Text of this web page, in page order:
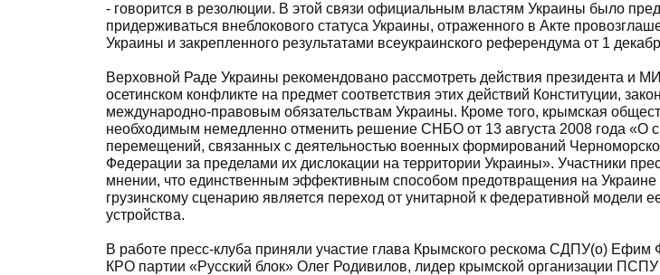
- говорится в резолюции. В этой связи официальным властям Украины было
придерживаться внеблокового статуса Украины, отраженного в Акте
Украины и закрепленного результатами всеукраинского референдума от 1
Верховной Раде Украины рекомендовано рассмотреть действия президента и
осетинском конфликте на предмет соответствия этих действий Конституции,
международно-правовым обязательствам Украины. Кроме того, крымская
необходимым немедленно отменить решение СНБО от 13 августа 2008 года «О
перемещений, связанных с деятельностью военных формирований
Федерации за пределами их дислокации на территории Украины». Участники
мнении, что единственным эффективным способом предотвращения на Украине
грузинскому сценарию является переход от унитарной к федеративной модели
устройства.
В работе пресс-клуба приняли участие глава Крымского рескома СДПУ(о) Ефим
КРО партии «Русский блок» Олег Родивилов, лидер крымской организации